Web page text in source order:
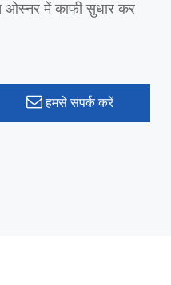
ओस्नर में काफी सुधार कर
हमसे संपर्क करें